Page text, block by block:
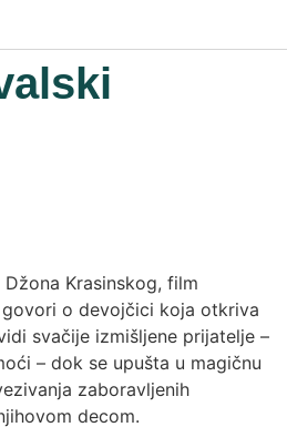
Krasinskog, film
govori o devojčici koja otkriva
svačije izmišljene prijatelje –
– dok se upušta u magičnu
zaboravljenih
decom.